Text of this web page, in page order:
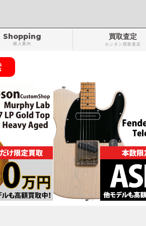
Shopping
購入案内
買取査定
カンタン買取査定